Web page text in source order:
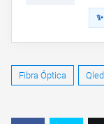
Fibra Óptica Qled